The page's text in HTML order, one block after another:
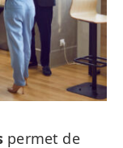
permet de